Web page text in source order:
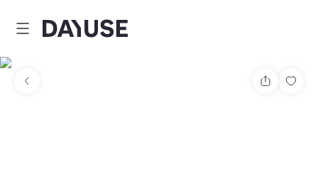
Dayuse
Partager